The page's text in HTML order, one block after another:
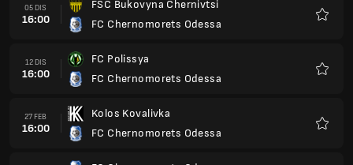
05 DIS
16:00
FSC Bukovyna Chernivtsi
FC Chernomorets Odessa
12 DIS
16:00
FC Polissya
FC Chernomorets Odessa
27 FEB
16:00
Kolos Kovalivka
FC Chernomorets Odessa